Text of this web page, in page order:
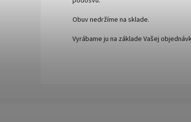
Obuv nedržíme na sklade.
Vyrábame ju na základe Vašej